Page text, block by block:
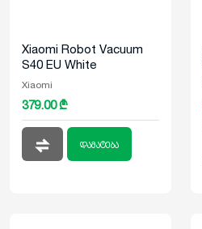
Xiaomi Robot Vacuum
S40 EU White
Xiaomi
379.00 ₾
დამატება